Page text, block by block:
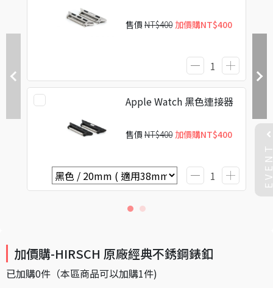
售價 NT$400 加價購NT$400
Apple Watch 黑色連接器
售價 NT$400 加價購NT$400
加價購-HIRSCH 原廠經典不銹鋼錶釦
已加購0件 （本區商品可以加購1件)